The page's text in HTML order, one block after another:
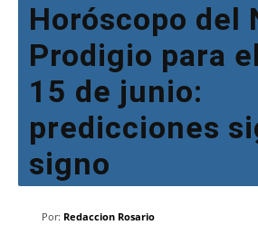
Horóscopo del
Prodigio para
15 de junio:
predicciones
signo
Por: Redaccion Rosario